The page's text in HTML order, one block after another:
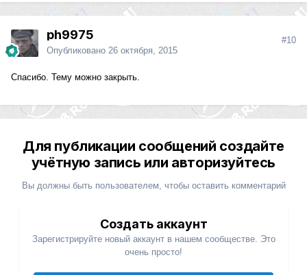
ph9975
Опубликовано 26 октября, 2015
#10
Спасибо. Тему можно закрыть.
Для публикации сообщений создайте
учётную запись или авторизуйтесь
Вы должны быть пользователем, чтобы оставить комментарий
Создать аккаунт
Зарегистрируйте новый аккаунт в нашем сообществе. Это
очень просто!